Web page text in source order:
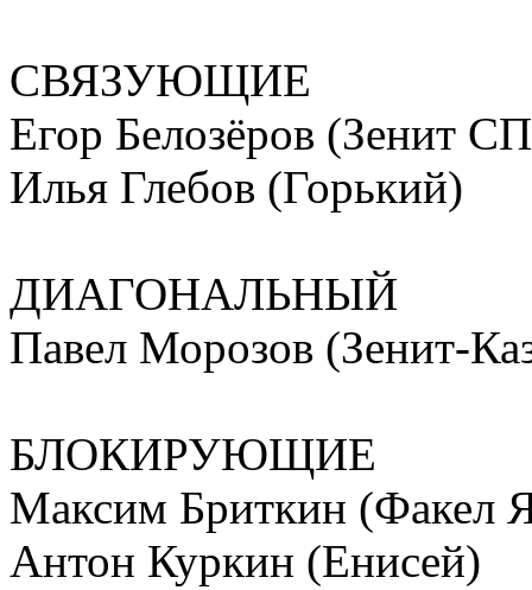
СВЯЗУЮЩИЕ
Егор Белозёров (Зенит
Илья Глебов (Горький)
ДИАГОНАЛЬНЫЙ
Павел Морозов (Зенит-
БЛОКИРУЮЩИЕ
Максим Бриткин (Факел
Антон Куркин (Енисей)